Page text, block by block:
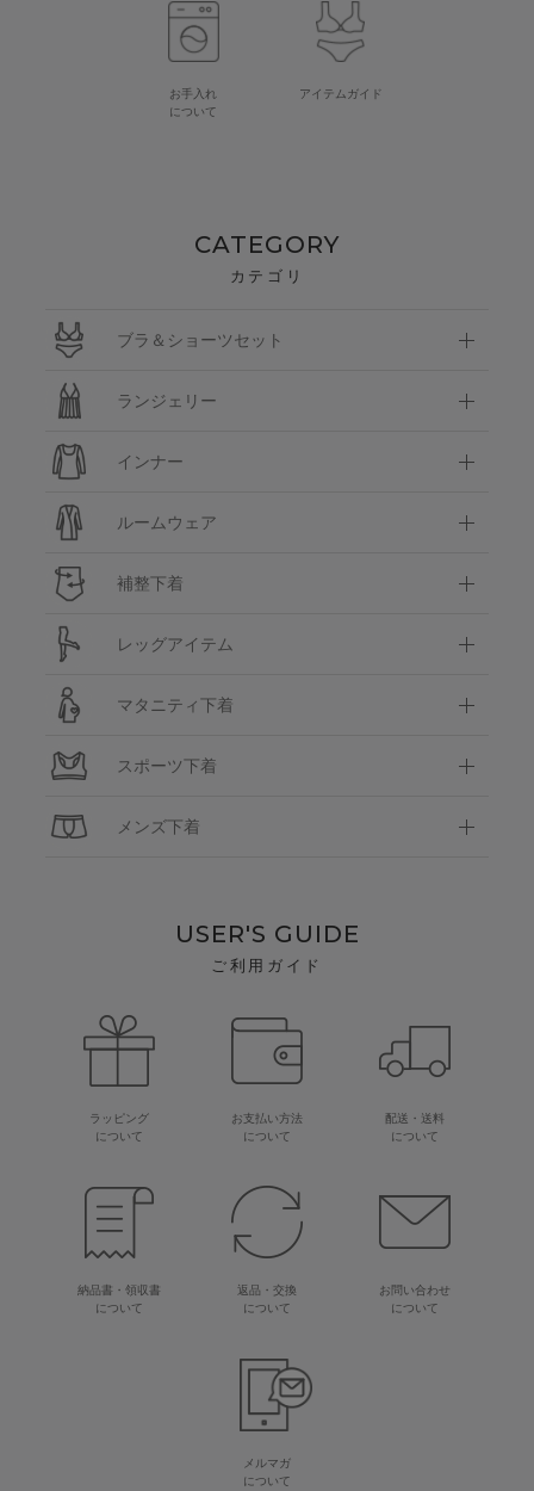
お手入れ
について
アイテムガイド
CATEGORY
カテゴリ
ブラ＆ショーツセット
ランジェリー
インナー
ルームウェア
補整下着
レッグアイテム
マタニティ下着
スポーツ下着
メンズ下着
USER'S GUIDE
ご利用ガイド
ラッピング
について
お支払い方法
について
配送・送料
について
納品書・領収書
について
返品・交換
について
お問い合わせ
について
メルマガ
について